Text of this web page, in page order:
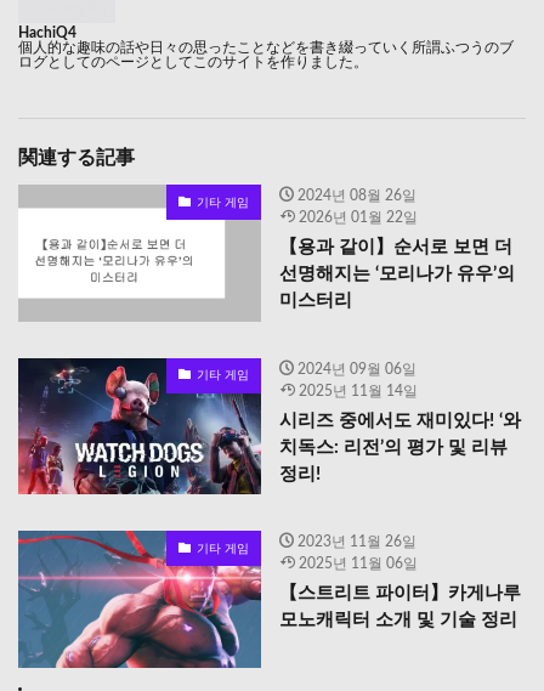
HachiQ4
個人的な趣味の話や日々の思ったことなどを書き綴っていく所謂ふつうのブ
ログとしてのページとしてこのサイトを作りました。
関連する記事
기타 게임
2024년 08월 26일
2026년 01월 22일
【용과 같이】순서로 보면 더
선명해지는 ‘모리나가 유우’의
미스터리
기타 게임
2024년 09월 06일
2025년 11월 14일
시리즈 중에서도 재미있다! ‘와
치독스: 리전’의 평가 및 리뷰
정리!
기타 게임
2023년 11월 26일
2025년 11월 06일
【스트리트 파이터】카게나루
모노캐릭터 소개 및 기술 정리